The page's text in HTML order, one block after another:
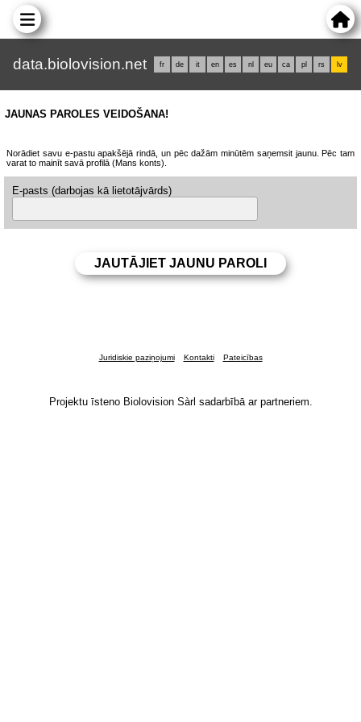
data.biolovision.net fr de it en es nl eu ca pl rs lv
JAUNAS PAROLES VEIDOŠANA!
Norādiet savu e-pastu apakšējā rindā, un pēc dažām minūtēm saņemsit jaunu. Pēc tam
varat to mainīt savā profilā (Mans konts).
E-pasts (darbojas kā lietotājvārds)
Juridiskie paziņojumi Kontakti Pateicības
Projektu īsteno Biolovision Sàrl sadarbībā ar partneriem.